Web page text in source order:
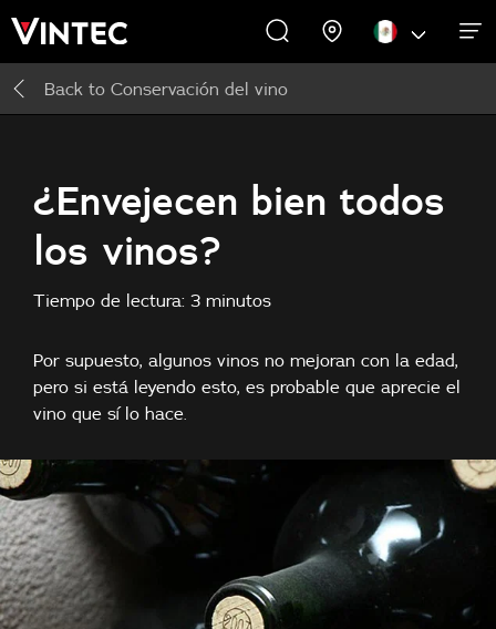
CAVAS DE VINO
Cavas de vino
Accesorios
ACERCA DE NOSOTROS
Acerca de nosotros
INSPIRAR
Inspirar
PROMOCIONES
EXPERIENCIAS
COMERCIAL
APOYO
Back to Conservación del vino
¿Envejecen bien todos
los vinos?
Tiempo de lectura: 3 minutos
Por supuesto, algunos vinos no mejoran con la edad,
pero si está leyendo esto, es probable que aprecie el
vino que sí lo hace.